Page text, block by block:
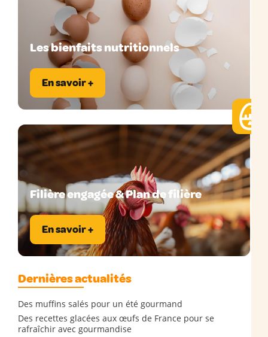
Les bienfaits nutritionnels
En savoir +
Filière engagée & Plan de filière
En savoir +
Dernières actualités
Des muffins salés pour un été gourmand
Des recettes glacées aux œufs de France pour se
rafraîchir avec gourmandise